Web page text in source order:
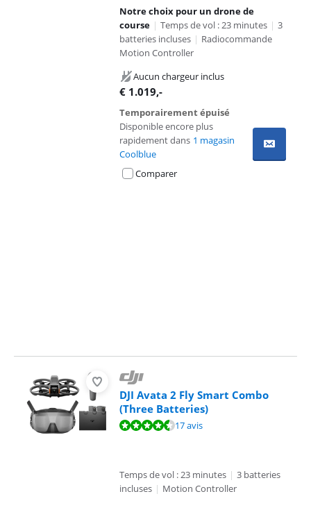
Notre choix pour un drone de
course | Temps de vol : 23 minutes | 3
batteries incluses | Radiocommande
Motion Controller
Aucun chargeur inclus
€ 1.019,-
Temporairement épuisé
Disponible encore plus
rapidement dans 1 magasin
Coolblue
Comparer
DJI Avata 2 Fly Smart Combo
(Three Batteries)
La note est de 8,9 sur 10, basée sur 17 avis.17 avis
Temps de vol : 23 minutes | 3 batteries
incluses | Motion Controller